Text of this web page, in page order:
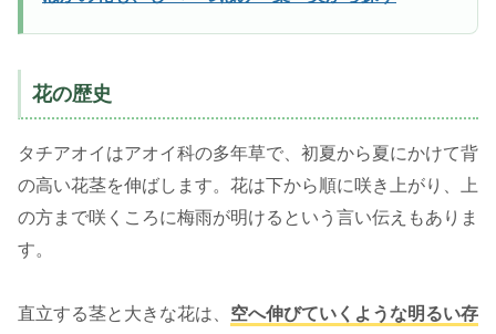
花の歴史
タチアオイはアオイ科の多年草で、初夏から夏にかけて背
の高い花茎を伸ばします。花は下から順に咲き上がり、上
の方まで咲くころに梅雨が明けるという言い伝えもありま
す。
直立する茎と大きな花は、 空へ伸びていくような明るい存